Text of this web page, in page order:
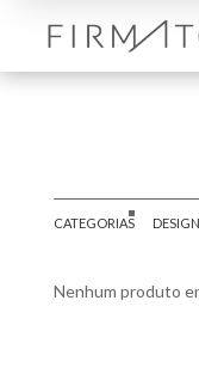
CATEGORIAS
Nenhum produto